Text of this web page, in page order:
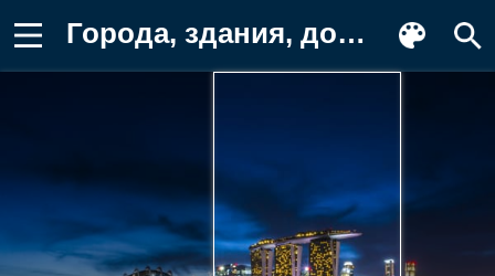
Города, здания, дома, город, Сингапур Фотография